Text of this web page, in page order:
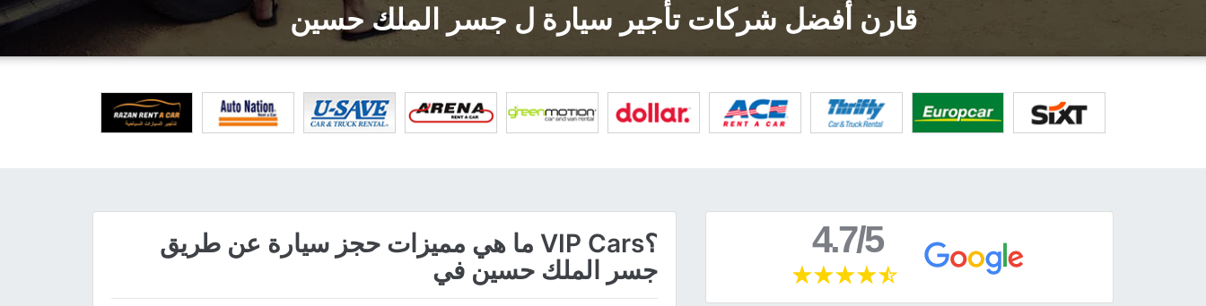
قارن أفضل شركات تأجير سيارة ل جسر الملك حسين
4.7/5
؟VIP Cars ما هي مميزات حجز سيارة عن طريق
جسر الملك حسين في